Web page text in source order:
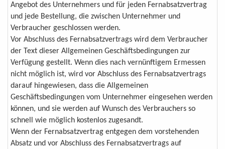
Angebot des Unternehmers und für jeden Fernabsatzvertrag
und jede Bestellung, die zwischen Unternehmer und
Verbraucher geschlossen werden.
Vor Abschluss des Fernabsatzvertrags wird dem Verbraucher
der Text dieser Allgemeinen Geschäftsbedingungen zur
Verfügung gestellt. Wenn dies nach vernünftigem Ermessen
nicht möglich ist, wird vor Abschluss des Fernabsatzvertrags
darauf hingewiesen, dass die Allgemeinen
Geschäftsbedingungen vom Unternehmer eingesehen werden
können, und sie werden auf Wunsch des Verbrauchers so
schnell wie möglich kostenlos zugesandt.
Wenn der Fernabsatzvertrag entgegen dem vorstehenden
Absatz und vor Abschluss des Fernabsatzvertrags auf